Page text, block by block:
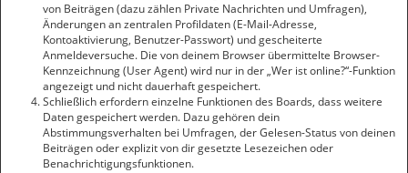
von Beiträgen (dazu zählen Private Nachrichten und Umfragen),
Änderungen an zentralen Profildaten (E-Mail-Adresse,
Kontoaktivierung, Benutzer-Passwort) und gescheiterte
Anmeldeversuche. Die von deinem Browser übermittelte Browser-
Kennzeichnung (User Agent) wird nur in der „Wer ist online?“-Funktion
angezeigt und nicht dauerhaft gespeichert.
Schließlich erfordern einzelne Funktionen des Boards, dass weitere
Daten gespeichert werden. Dazu gehören dein
Abstimmungsverhalten bei Umfragen, der Gelesen-Status von deinen
Beiträgen oder explizit von dir gesetzte Lesezeichen oder
Benachrichtigungsfunktionen.